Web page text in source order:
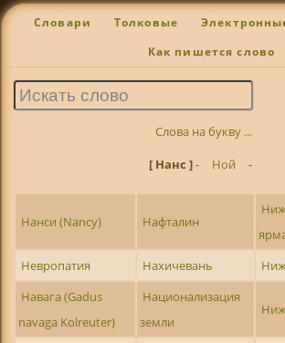
Словари Толковые
Как пишется слово
Слова на букву ...
[ Нaнс ]- Ной -
Нaнси (Nancy) Нафталин
Нeвропатия
Нахичевань
Навага (Gadus
navaga Kolreuter)
Национализация
земли